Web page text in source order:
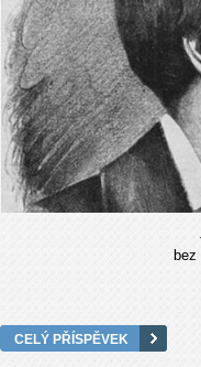
CELÝ PŘÍSPĚVEK